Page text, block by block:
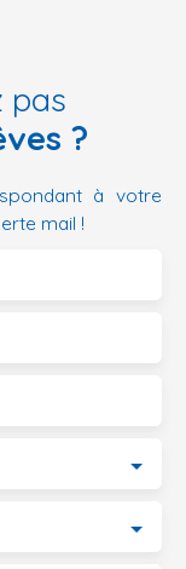
pas
?
à votre
mail !